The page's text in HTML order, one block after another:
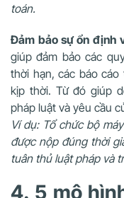
toán.
Đảm bảo sự ổn định
giúp đảm bảo các
thời hạn, các báo
kịp thời. Từ đó giúp
pháp luật và yêu cầu
Ví dụ: Tổ chức bộ
được nộp đúng thời
tuân thủ luật pháp và
4. 5 mô